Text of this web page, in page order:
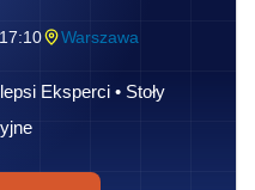
Warszawa
Eksperci • Stoły